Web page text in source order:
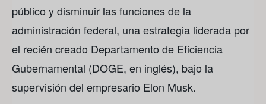
público y disminuir las funciones de la
administración federal, una estrategia liderada por
el recién creado Departamento de Eficiencia
Gubernamental (DOGE, en inglés), bajo la
supervisión del empresario Elon Musk.